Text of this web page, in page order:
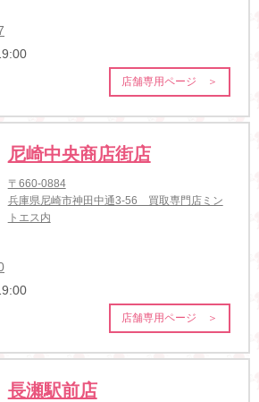
店舗専用ページ ＞
尼崎中央商店街店
〒660-0884
兵庫県尼崎市神田中通3-56 買取専門店ミン
トエス内
店舗専用ページ ＞
長瀬駅前店